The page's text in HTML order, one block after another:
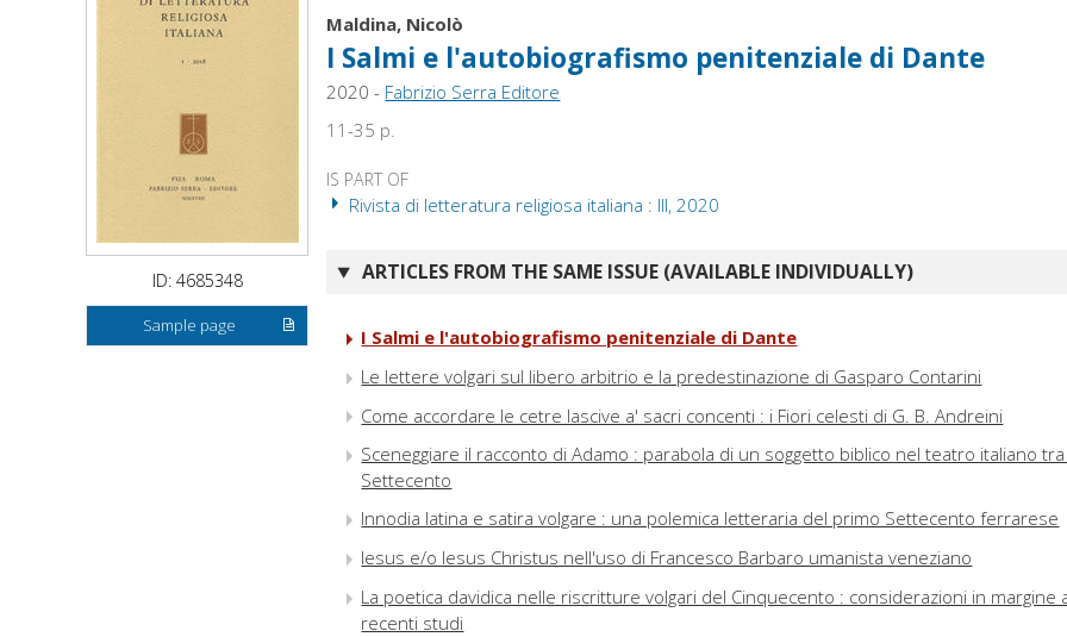
ID: 4685348
Sample page
Maldina, Nicolò
I Salmi e l'autobiografismo penitenziale di Dante
2020 - Fabrizio Serra Editore
11-35 p.
IS PART OF
Rivista di letteratura religiosa italiana : III, 2020
ARTICLES FROM THE SAME ISSUE (AVAILABLE INDIVIDUALLY)
I Salmi e l'autobiografismo penitenziale di Dante
Le lettere volgari sul libero arbitrio e la predestinazione di Gasparo Contarini
Come accordare le cetre lascive a' sacri concenti : i Fiori celesti di G. B. Andreini
Sceneggiare il racconto di Adamo : parabola di un soggetto biblico nel teatro italiano
Settecento
Innodia latina e satira volgare : una polemica letteraria del primo Settecento ferrarese
Iesus e/o Iesus Christus nell'uso di Francesco Barbaro umanista veneziano
La poetica davidica nelle riscritture volgari del Cinquecento : considerazioni in margine
recenti studi